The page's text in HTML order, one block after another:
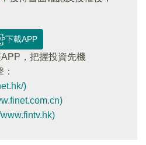
下載APP
，把握投資先機
)